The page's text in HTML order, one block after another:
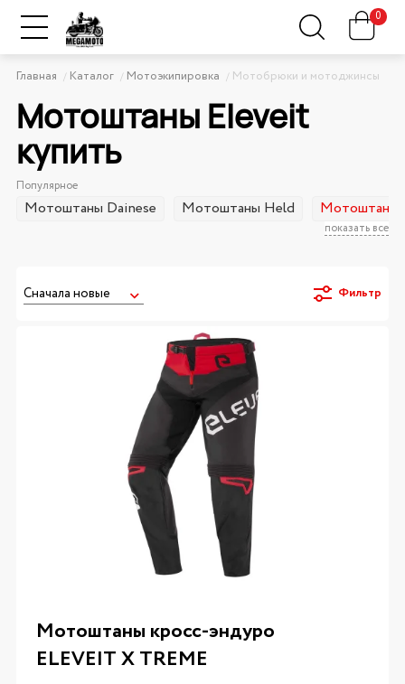
0
Главная Каталог Мотоэкипировка Мотобрюки и мотоджинсы
Мотоштаны Eleveit
купить
Популярное
показать все
Мотоштаны Dainese Мотоштаны Held Мотоштаны
Фильтр
Мотоштаны кросс-эндуро
ELEVEIT X TREME